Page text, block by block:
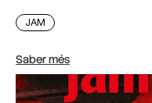
JAM
Saber més